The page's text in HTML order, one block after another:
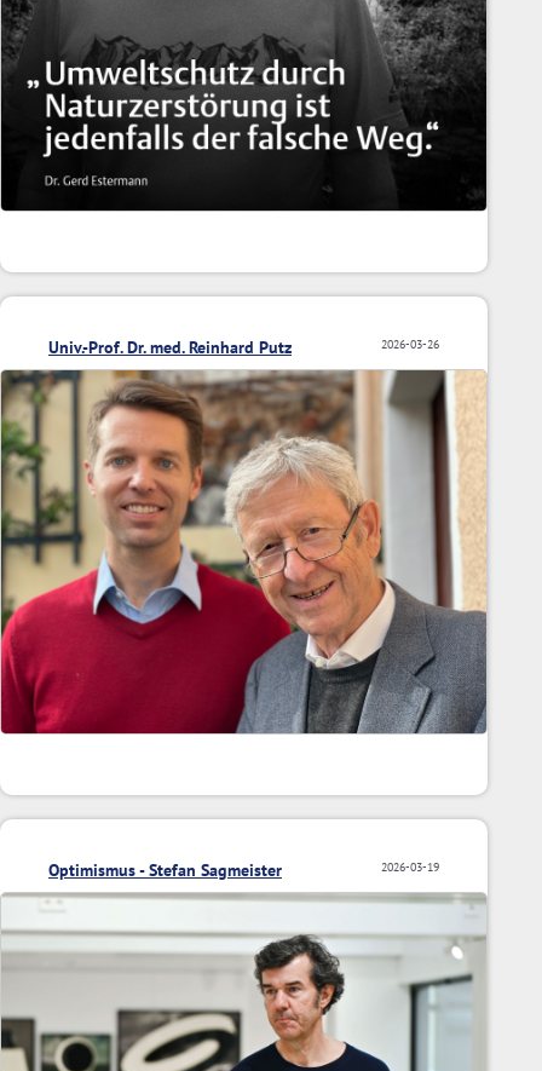
2026-03-26
Univ.-Prof. Dr. med. Reinhard Putz
2026-03-19
Optimismus - Stefan Sagmeister